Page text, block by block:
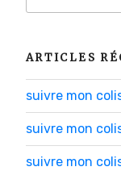
:
ARTICLES
suivre mon
suivre mon
suivre mon colis